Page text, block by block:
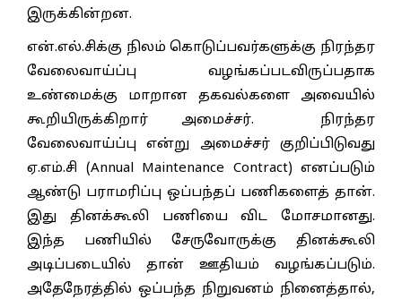
இருக்கின்றன.
என்.எல்.சிக்கு நிலம் கொடுப்பவர்களுக்கு நிரந்தர
வேலைவாய்ப்பு வழங்கப்படவிருப்பதாக
உண்மைக்கு மாறான தகவல்களை அவையில்
கூறியிருக்கிறார் அமைச்சர். நிரந்தர
வேலைவாய்ப்பு என்று அமைச்சர் குறிப்பிடுவது
ஏ.எம்.சி (Annual Maintenance Contract) எனப்படும்
ஆண்டு பராமரிப்பு ஒப்பந்தப் பணிகளைத் தான்.
இது தினக்கூலி பணியை விட மோசமானது.
இந்த பணியில் சேருவோருக்கு தினக்கூலி
அடிப்படையில் தான் ஊதியம் வழங்கப்படும்.
அதேநேரத்தில் ஒப்பந்த நிறுவனம் நினைத்தால்,